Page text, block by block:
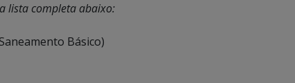
lista completa abaixo:
Básico)